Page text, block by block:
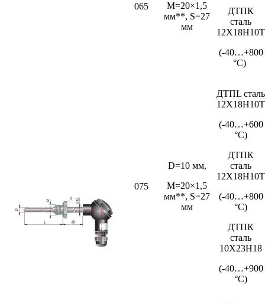
065
M=20×1,5
мм**, S=27
мм
ДТПК
сталь
12Х18Н10Т
(-40…+800
°С)
075
D=10 мм,
M=20×1,5
мм**, S=27
мм
ДТПL сталь
12Х18Н10Т
(-40…+600
°С)
ДТПК
сталь
12Х18Н10Т
(-40…+800
°С)
ДТПК
сталь
10Х23Н18
(-40…+900
°С)